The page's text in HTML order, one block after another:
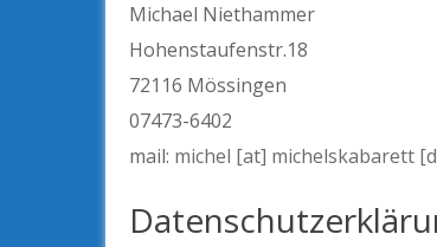
Michael Niethammer
Hohenstaufenstr.18
72116 Mössingen
07473-6402
mail: michel [at] michelskabarett